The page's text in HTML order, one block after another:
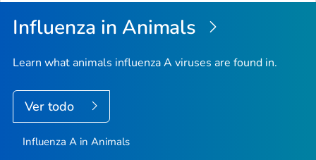
Influenza in Animals
Learn what animals influenza A viruses are found in.
Ver todo
Influenza A in Animals